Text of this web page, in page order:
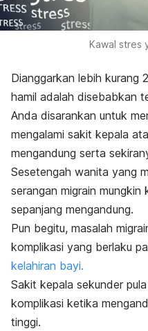
Kawal stres
Dianggarkan lebih kurang
hamil adalah disebabkan
Anda disarankan untuk
mengalami sakit kepala
mengandung serta
Sesetengah wanita yang
serangan migrain mungkin
sepanjang mengandung.
Pun begitu, masalah
komplikasi yang berlaku
kelahiran bayi.
Sakit kepala sekunder
komplikasi ketika
tinggi.